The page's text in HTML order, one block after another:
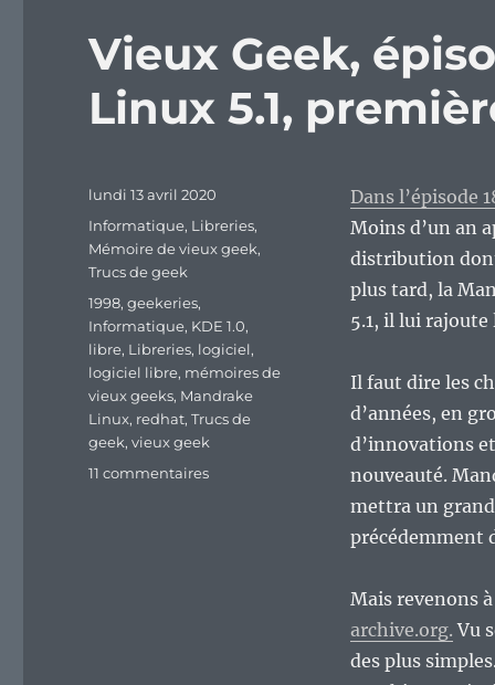
Vieux Geek,
Linux 5.1,
Dans l’épisode
Moins d’un an
distribution
plus tard, la
5.1, il lui
Il faut dire les
d’années, en
d’innovations
nouveauté.
mettra un grand
précédemment
Mais revenons à
archive.org. Vu
des plus
Publié
lundi 13 avril 2020
Catégories
Informatique, Libreries,
Mémoire de vieux geek,
Trucs de geek
Étiquettes
1998,geekeries,
Informatique, KDE 1.0,
libre, Libreries, logiciel,
logiciel libre, mémoires de
vieux geeks, Mandrake
Linux, redhat,Trucs de
geek,vieux geek
11 commentairessur